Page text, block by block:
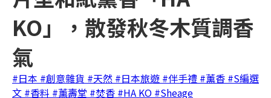
KO」，散發秋冬木質調香
氣
#日本 #創意雜貨 #天然 #日本旅遊 #伴手禮 #薰香 #S編選
文 #香料 #薰壽堂 #焚香 #HA KO #Sheage